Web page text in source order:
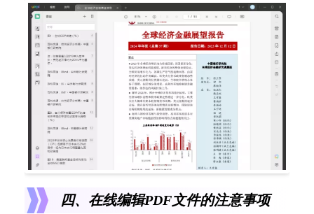
四、在线编辑PDF文件的注意事项